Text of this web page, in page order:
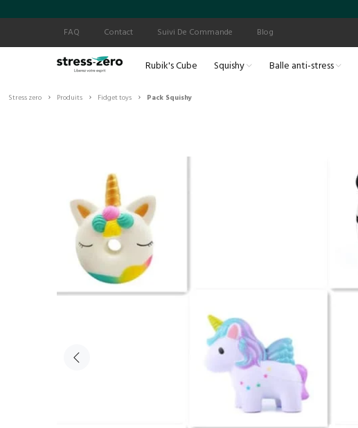
FAQ
Contact Suivi De Commande Blog
Rubik's Cube Squishy Balle anti-stress
Stress zero › Produits › Fidget toys › Pack Squishy